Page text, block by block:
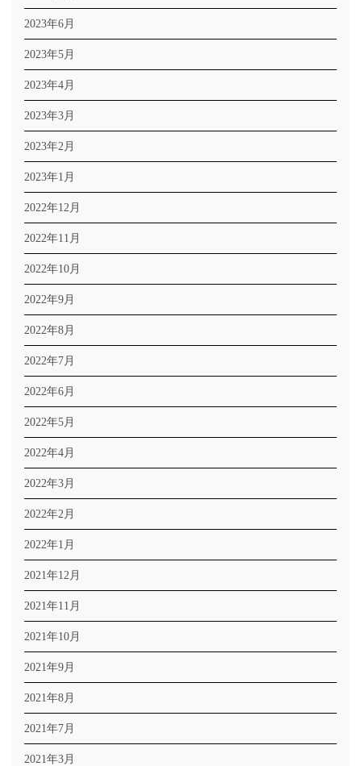
2023年6月
2023年5月
2023年4月
2023年3月
2023年2月
2023年1月
2022年12月
2022年11月
2022年10月
2022年9月
2022年8月
2022年7月
2022年6月
2022年5月
2022年4月
2022年3月
2022年2月
2022年1月
2021年12月
2021年11月
2021年10月
2021年9月
2021年8月
2021年7月
2021年3月